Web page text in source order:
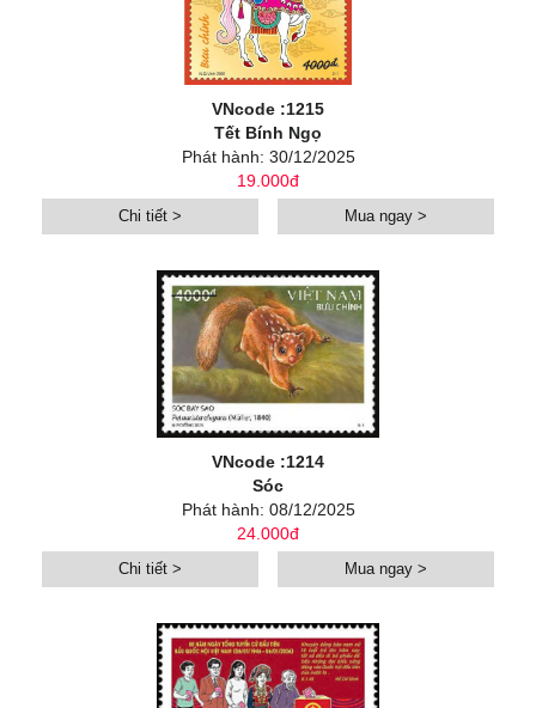
VNcode :1215
Tết Bính Ngọ
Phát hành: 30/12/2025
19.000đ
Chi tiết > Mua ngay >
VNcode :1214
Sóc
Phát hành: 08/12/2025
24.000đ
Chi tiết > Mua ngay >